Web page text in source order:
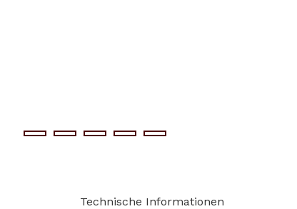
Technische Informationen